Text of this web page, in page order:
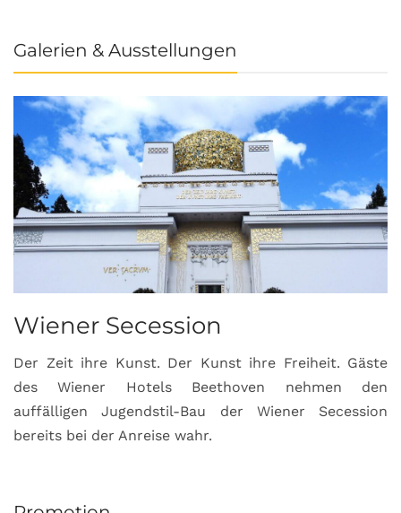
Galerien & Ausstellungen
Wiener Secession
Der Zeit ihre Kunst. Der Kunst ihre Freiheit. Gäste
des Wiener Hotels Beethoven nehmen den
auffälligen Jugendstil-Bau der Wiener Secession
bereits bei der Anreise wahr.